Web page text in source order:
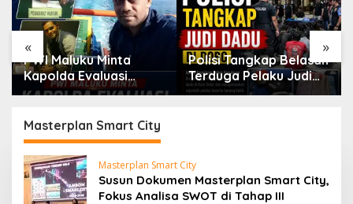
« »
PWI Maluku Minta
Kapolda Evaluasi
Kapolresta Ambon
Heluth, Said Sotta: Bila
Perlu Copot
Kasatreskrim Polresta
Ambon
Polisi Tangkap Belasan
Terduga Pelaku Judi
Dadu di Dobo, Muncul
Masterplan Smart City
Masterplan Smart City
Susun Dokumen Masterplan Smart City,
Fokus Analisa SWOT di Tahap III